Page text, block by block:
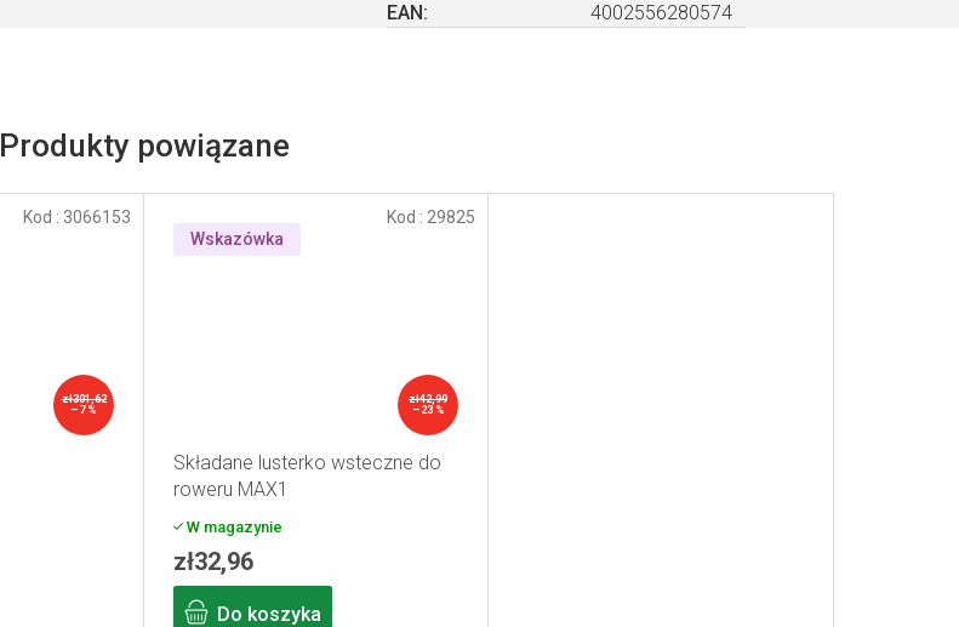
Produkty powiązane
zł301,62
–7 %
Kod : 3066153
Wskazówka
zł42,99
–23 %
Składane lusterko wsteczne do
roweru MAX1
W magazynie
zł32,96
Do koszyka
Kod : 29825
EAN : 4002556280574